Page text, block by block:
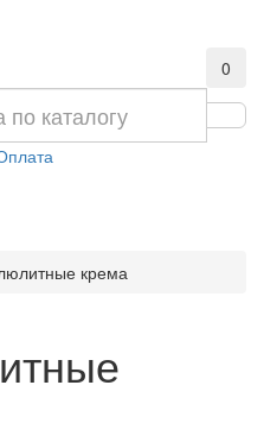
0
крема